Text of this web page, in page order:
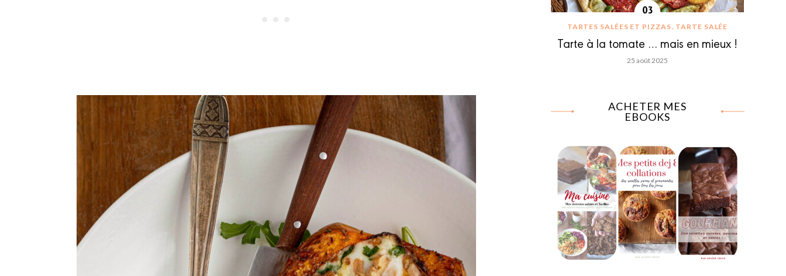
TARTES SALÉES ET PIZZAS TARTE SALÉE
Tarte à la tomate … mais en mieux !
25 août 2025
ACHETER MES
EBOOKS